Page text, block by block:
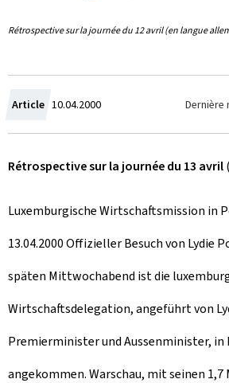
Rétrospective sur la journée du 12 avril (en langue
Article C
r
é
10.04.2000 Dernière
Rétrospective sur la journée du 13 avril
Luxemburgische Wirtschaftsmission in
13.04.2000 Offizieller Besuch von Lydie
späten Mittwochabend ist die
Wirtschaftsdelegation, angeführt von
Premierminister und Aussenminister,
angekommen. Warschau, mit seinen